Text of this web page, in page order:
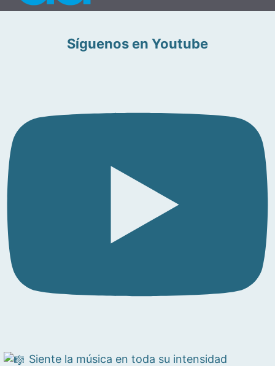
Síguenos en Youtube
Siente la música en toda su intensidad